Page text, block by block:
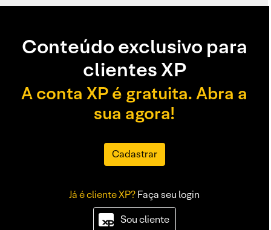
Conteúdo exclusivo para
clientes XP
A conta XP é gratuita. Abra a
sua agora!
Cadastrar
Já é cliente XP?Faça seu login
Sou cliente